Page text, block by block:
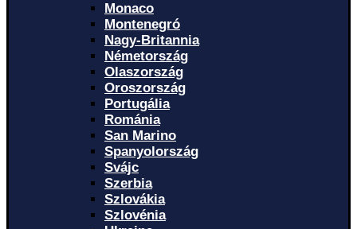
Monaco
Montenegró
Nagy-Britannia
Németország
Olaszország
Oroszország
Portugália
Románia
San Marino
Spanyolország
Svájc
Szerbia
Szlovákia
Szlovénia